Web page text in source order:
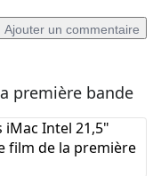
Ajouter un commentaire
première bande